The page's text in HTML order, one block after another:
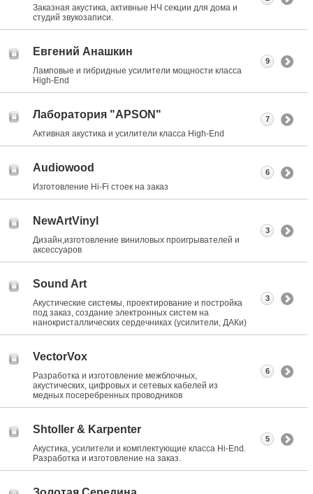
Заказная акустика, активные НЧ секции для дома и
студий звукозаписи.
Евгений Анашкин
Ламповые и гибридные усилители мощности класса
High-End
9
Лаборатория "APSON"
Активная акустика и усилители класса Нigh-End
7
Audiowood
Изготовление Hi-Fi стоек на заказ
6
NewArtVinyl
Дизайн,изготовление виниловых проигрывателей и
аксессуаров
3
Sound Art
Акустические системы, проектирование и постройка
под заказ, создание электронных систем на
нанокристаллических сердечниках (усилители, ДАКи)
3
VectorVox
Разработка и изготовление межблочных,
акустических, цифровых и сетевых кабелей из
медных посеребренных проводников
6
Shtoller & Karpenter
Акустика, усилители и комплектующие класса Hi-End.
Разработка и изготовление на заказ.
5